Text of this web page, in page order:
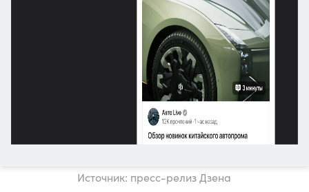
Источник: пресс-релиз Дзена